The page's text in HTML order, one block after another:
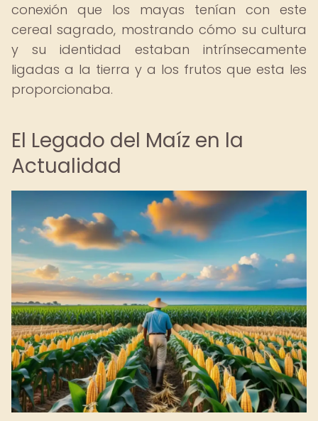
conexión que los mayas tenían con este
cereal sagrado, mostrando cómo su cultura
y su identidad estaban intrínsecamente
ligadas a la tierra y a los frutos que esta les
proporcionaba.
El Legado del Maíz en la
Actualidad